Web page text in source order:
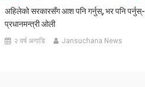
अहिलेको सरकारसँग आश पनि गर्नुस्, भर पनि पर्नुस्-
प्रधानमन्त्री ओली
२ वर्ष अगाडि Jansuchana News